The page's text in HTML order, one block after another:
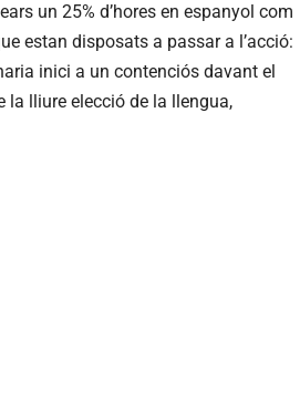
un 25% d’hores en espanyol com
estan disposats a passar a l’acció:
inici a un contenciós davant el
la lliure elecció de la llengua,